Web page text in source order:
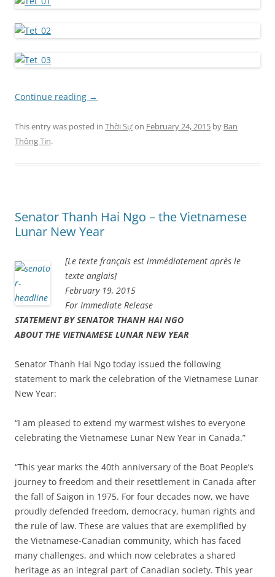
Continue reading →
This entry was posted in Thời Sựon February 24, 2015 by Ban
Thông Tin.
Senator Thanh Hai Ngo – the Vietnamese
Lunar New Year
[Le texte français est immédiatement après le
texte anglais]
February 19, 2015
For Immediate Release
STATEMENT BY SENATOR THANH HAI NGO
ABOUT THE VIETNAMESE LUNAR NEW YEAR
Senator Thanh Hai Ngo today issued the following
statement to mark the celebration of the Vietnamese Lunar
New Year:
“I am pleased to extend my warmest wishes to everyone
celebrating the Vietnamese Lunar New Year in Canada.”
“This year marks the 40th anniversary of the Boat People’s
journey to freedom and their resettlement in Canada after
the fall of Saigon in 1975. For four decades now, we have
proudly defended freedom, democracy, human rights and
the rule of law. These are values that are exemplified by
the Vietnamese-Canadian community, which has faced
many challenges, and which now celebrates a shared
heritage as an integral part of Canadian society. This year